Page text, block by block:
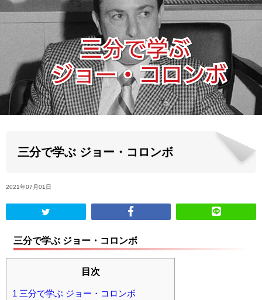
当店の紹介
オンラインストア
お問い合わせ
三分で学ぶ ジョー・コロンボ
2021年07月01日
三分で学ぶ ジョー・コロンボ
目次
1 三分で学ぶ ジョー・コロンボ